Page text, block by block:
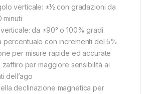
verticale: ±½ con gradazioni da
minuti
da ±90° o 100% gradi
percentuale con incrementi del 5%
per misure rapide ed accurate
zaffiro per maggiore sensibilità ai
dell’ago
declinazione magnetica per